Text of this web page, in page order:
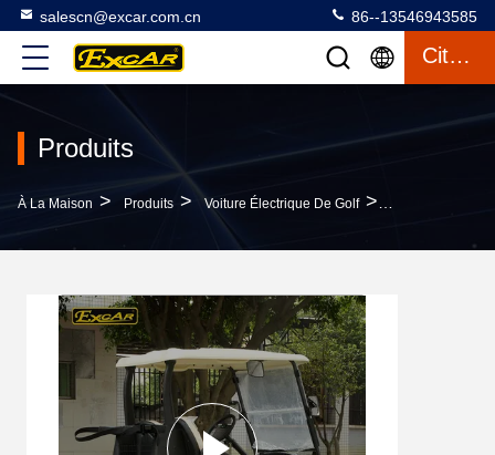
salescn@excar.com.cn 86--13546943585
Citation
Produits
À La Maison > Produits > Voiture Électrique De Golf >